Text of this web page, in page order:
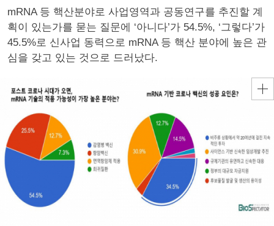
mRNA 등 핵산분야로 사업영역과 공동연구를 추진할 계
획이 있는가를 묻는 질문에 ‘아니다’가 54.5%, ‘그렇다’가
45.5%로 신사업 동력으로 mRNA 등 핵산 분야에 높은 관
심을 갖고 있는 것으로 드러났다.